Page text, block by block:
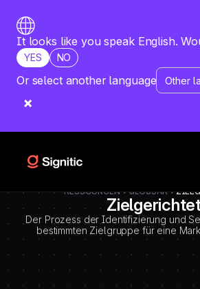
DEBUT CODE E - TEMPLATE CMS
Emplacement Webflow: Template CMS
Custom code > Inside tag
It looks like you speak English.
YES NO
Or select another language
RESSOURCEN GLOSSAR
Der Prozess der Identifizierung und
bestimmten Zielgruppe für eine